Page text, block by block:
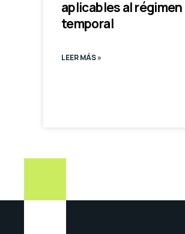
aplicables al régimen
temporal
LEER MÁS »